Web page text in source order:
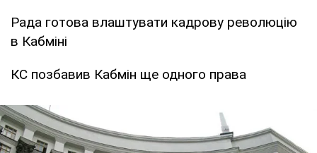
Рада готова влаштувати кадрову революцію
в Кабміні
КС позбавив Кабмін ще одного права